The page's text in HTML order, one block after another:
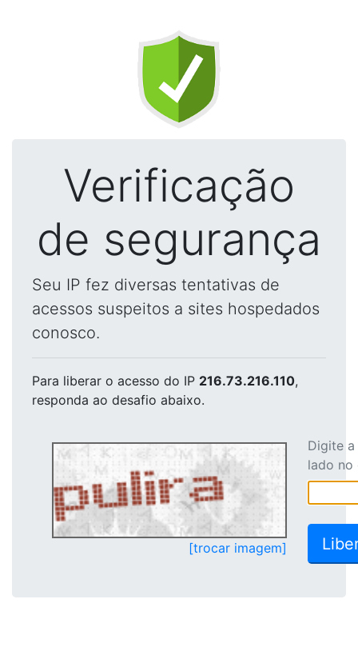
Verificação
de segurança
Seu IP fez diversas tentativas de
acessos suspeitos a sites hospedados
conosco.
Para liberar o acesso do IP 216.73.216.110,
responda ao desafio abaixo.
[trocar imagem]
Digite
lado no